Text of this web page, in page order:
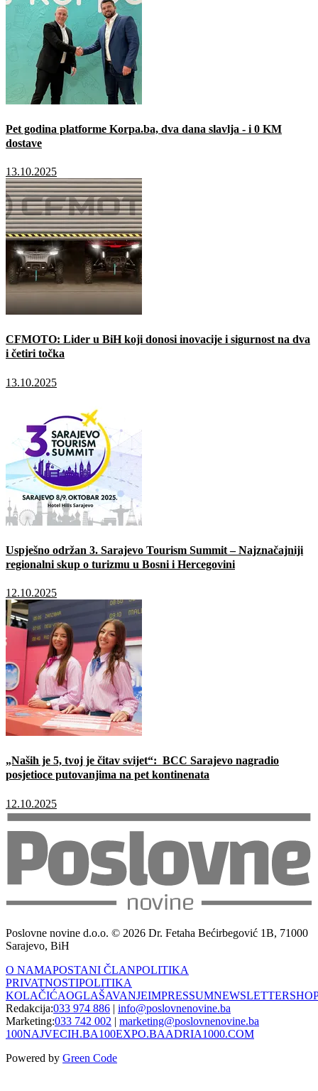
Pet godina platforme Korpa.ba, dva dana slavlja - i 0 KM
dostave
13.10.2025
CFMOTO: Lider u BiH koji donosi inovacije i sigurnost na dva
i četiri točka
13.10.2025
Uspješno održan 3. Sarajevo Tourism Summit – Najznačajniji
regionalni skup o turizmu u Bosni i Hercegovini
12.10.2025
„Naših je 5, tvoj je čitav svijet“: BCC Sarajevo nagradio
posjetioce putovanjima na pet kontinenata
12.10.2025
Poslovne novine d.o.o. © 2026 Dr. Fetaha Bećirbegović 1B, 71000
Sarajevo, BiH
O NAMAPOSTANI ČLANPOLITIKA
PRIVATNOSTIPOLITIKA
KOLAČIĆAOGLAŠAVANJEIMPRESSUMNEWSLETTER
Redakcija:033 974 886 | info@poslovnenovine.ba
Marketing:033 742 002 | marketing@poslovnenovine.ba
100NAJVECIH.BA100EXPO.BAADRIA1000.COM
Powered by Green Code